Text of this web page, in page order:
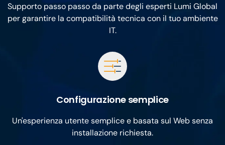
Supporto passo passo da parte degli esperti Lumi Global
per garantire la compatibilità tecnica con il tuo ambiente
IT.
Configurazione semplice
Un'esperienza utente semplice e basata sul Web senza
installazione richiesta.